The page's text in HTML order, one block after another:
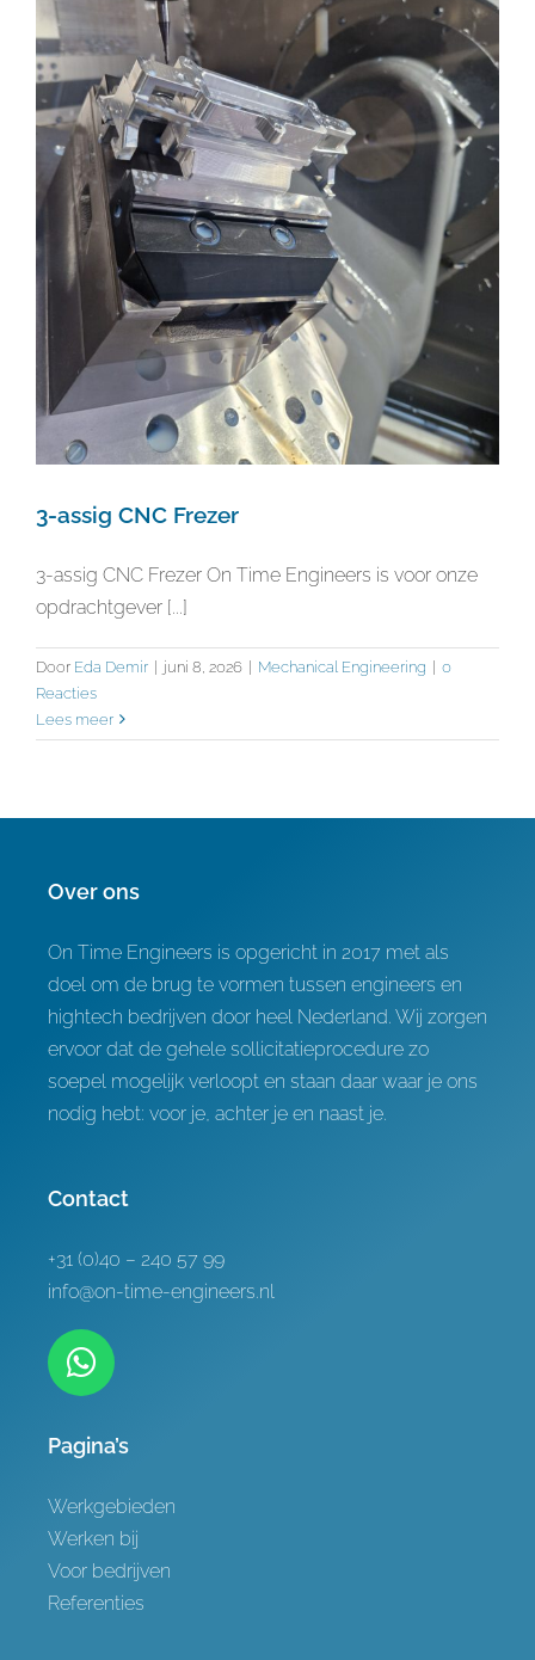
3-assig CNC Frezer
3-assig CNC Frezer On Time Engineers is voor onze
opdrachtgever [...]
Door Eda Demir juni 8, 2026 Mechanical Engineering
0
Reacties
Lees meer
Over ons
On Time Engineers is opgericht in 2017 met als
doel om de brug te vormen tussen engineers en
hightech bedrijven door heel Nederland. Wij zorgen
ervoor dat de gehele sollicitatieprocedure zo
soepel mogelijk verloopt en staan daar waar je ons
nodig hebt: voor je, achter je en naast je.
Contact
+31 (0)40 – 240 57 99
info@on-time-engineers.nl
Pagina’s
Werkgebieden
Werken bij
Voor bedrijven
Referenties